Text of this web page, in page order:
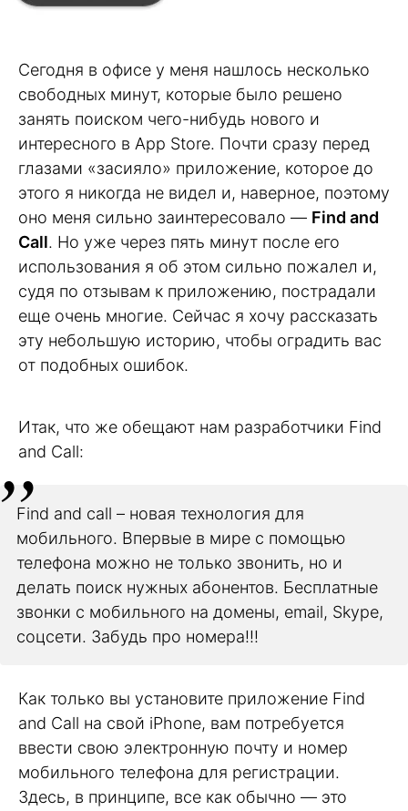
Сегодня в офисе у меня нашлось несколько
свободных минут, которые было решено
занять поиском чего-нибудь нового и
интересного в App Store. Почти сразу перед
глазами «засияло» приложение, которое до
этого я никогда не видел и, наверное, поэтому
оно меня сильно заинтересовало — Find and
Call. Но уже через пять минут после его
использования я об этом сильно пожалел и,
судя по отзывам к приложению, пострадали
еще очень многие. Сейчас я хочу рассказать
эту небольшую историю, чтобы оградить вас
от подобных ошибок.
Итак, что же обещают нам разработчики Find
and Call:
Find and call – новая технология для
мобильного. Впервые в мире с помощью
телефона можно не только звонить, но и
делать поиск нужных абонентов. Бесплатные
звонки с мобильного на домены, email, Skype,
соцсети. Забудь про номера!!!
Как только вы установите приложение Find
and Call на свой iPhone, вам потребуется
ввести свою электронную почту и номер
мобильного телефона для регистрации.
Здесь, в принципе, все как обычно — это